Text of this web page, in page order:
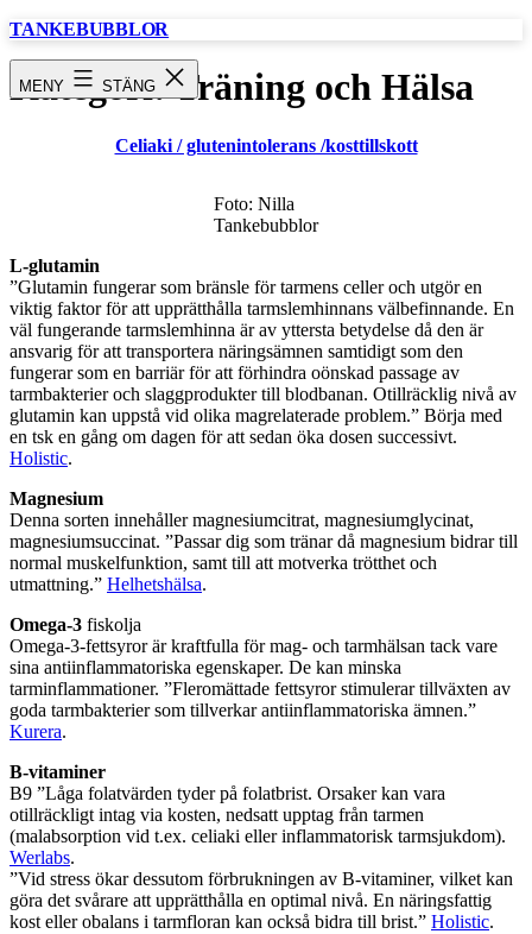
Hoppa
TANKEBUBBLOR
MENY STÄNG
Kategori:Träning och Hälsa
Celiaki / glutenintolerans /kosttillskott
Foto: Nilla
Tankebubblor
L-glutamin
”Glutamin fungerar som bränsle för tarmens celler och utgör en
viktig faktor för att upprätthålla tarmslemhinnans välbefinnande. En
väl fungerande tarmslemhinna är av yttersta betydelse då den är
ansvarig för att transportera näringsämnen samtidigt som den
fungerar som en barriär för att förhindra oönskad passage av
tarmbakterier och slaggprodukter till blodbanan. Otillräcklig nivå av
glutamin kan uppstå vid olika magrelaterade problem.” Börja med
en tsk en gång om dagen för att sedan öka dosen successivt.
Holistic.
Magnesium
Denna sorten innehåller magnesiumcitrat, magnesiumglycinat,
magnesiumsuccinat. ”Passar dig som tränar då magnesium bidrar till
normal muskelfunktion, samt till att motverka trötthet och
utmattning.” Helhetshälsa.
Omega-3 fiskolja
Omega-3-fettsyror är kraftfulla för mag- och tarmhälsan tack vare
sina antiinflammatoriska egenskaper. De kan minska
tarminflammationer. ”Fleromättade fettsyror stimulerar tillväxten av
goda tarmbakterier som tillverkar antiinflammatoriska ämnen.”
Kurera.
B-vitaminer
B9 ”Låga folatvärden tyder på folatbrist. Orsaker kan vara
otillräckligt intag via kosten, nedsatt upptag från tarmen
(malabsorption vid t.ex. celiaki eller inflammatorisk tarmsjukdom).
Werlabs.
”Vid stress ökar dessutom förbrukningen av B-vitaminer, vilket kan
göra det svårare att upprätthålla en optimal nivå. En näringsfattig
kost eller obalans i tarmfloran kan också bidra till brist.” Holistic.